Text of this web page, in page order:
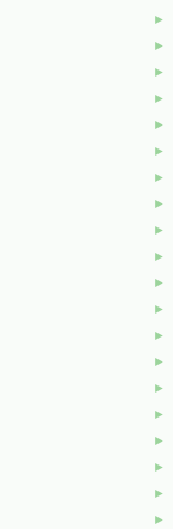
►
►
►
►
►
►
►
►
►
►
►
►
►
►
►
►
►
►
►
►